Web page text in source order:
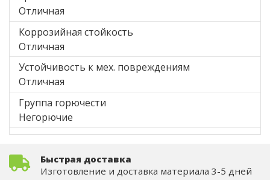
Отличная
Коррозийная стойкость
Отличная
Устойчивость к мех. повреждениям
Отличная
Группа горючести
Негорючие
Быстрая доставка
Изготовление и доставка материала 3-5 дней